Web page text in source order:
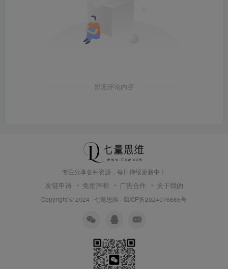
暂无评论内容
专注分享各种资源，每日持续更新中！
友链申请 免责声明 广告合作 关于我的
Copyright © 2024 · 七量思维 · 蜀ICP备2024076665号